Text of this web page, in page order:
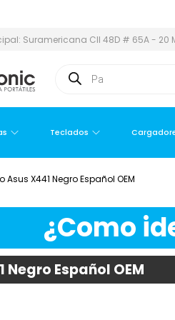
Suramericana Cll 48D # 65A - 20
Teclados
Asus X441 Negro Español OEM
¿Como
Español OEM